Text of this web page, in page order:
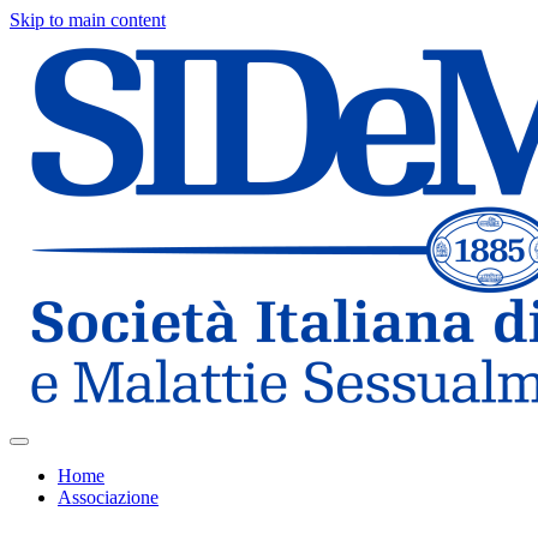
Skip to main content
Home
Associazione